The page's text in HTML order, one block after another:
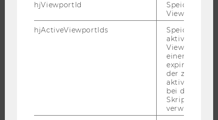
FORSCHUNGSINFRASTRUKTUR
hjViewportId
Speichert
Viewport-
hjActiveViewportIds
Speichert die
aktiven
Viewports.
einen
der zur
aktiver
bei der
verwendet